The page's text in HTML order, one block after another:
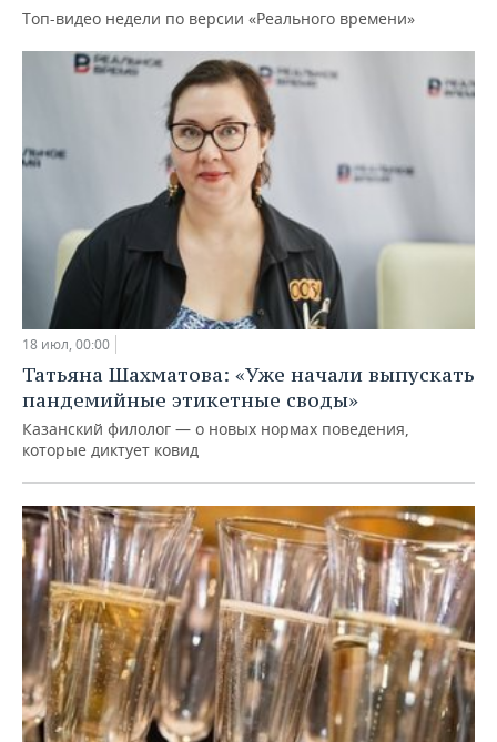
Топ-видео недели по версии «Реального времени»
18 июл, 00:00
Татьяна Шахматова: «Уже начали выпускать
пандемийные этикетные своды»
Казанский филолог — о новых нормах поведения,
которые диктует ковид